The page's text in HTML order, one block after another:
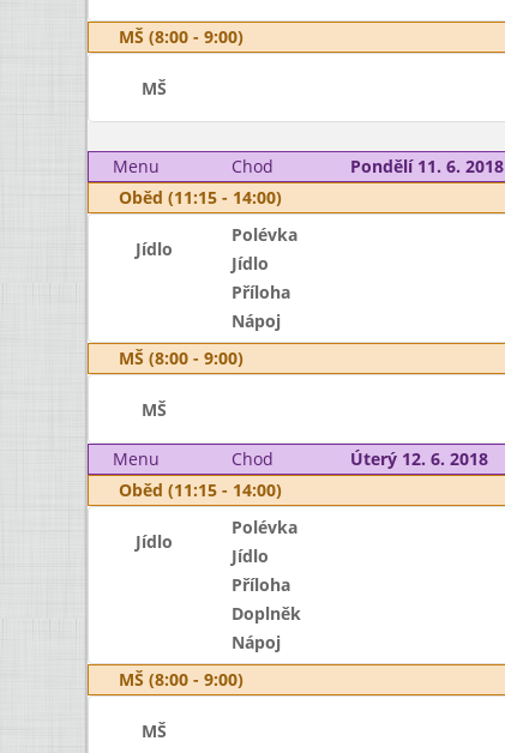
MŠ (8:00 - 9:00)
MŠ
Menu
Chod Pondělí 11. 6. 2018
Oběd (11:15 - 14:00)
Jídlo
Polévka
Jídlo
Příloha
Nápoj
MŠ (8:00 - 9:00)
MŠ
Menu Chod Úterý 12. 6. 2018
Oběd (11:15 - 14:00)
Jídlo
Polévka
Jídlo
Příloha
Doplněk
Nápoj
MŠ (8:00 - 9:00)
MŠ